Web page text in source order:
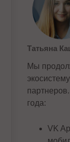
Татьяна
Мы
года:
VK